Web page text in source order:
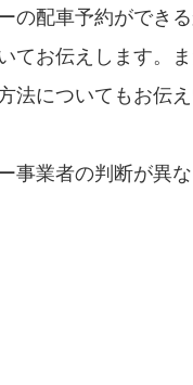
の配車予約ができ
てお伝えします。
についてもお伝え
事業者の判断が異